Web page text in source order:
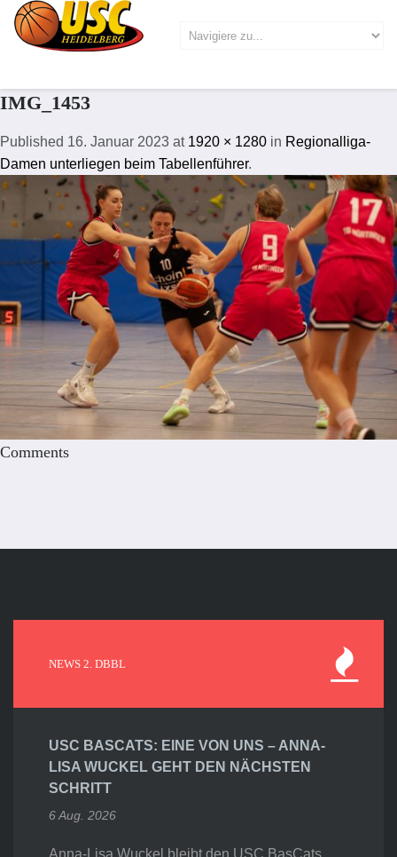
IMG_1453
Published 16. Januar 2023 at 1920 × 1280 in Regionalliga-
Damen unterliegen beim Tabellenführer.
Comments
NEWS 2. DBBL
USC BASCATS: EINE VON UNS – ANNA-
LISA WUCKEL GEHT DEN NÄCHSTEN
SCHRITT
6 Aug. 2026